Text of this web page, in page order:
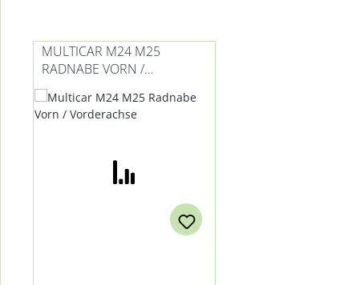
MULTICAR M24 M25
RADNABE VORN /
VORDERACHSE